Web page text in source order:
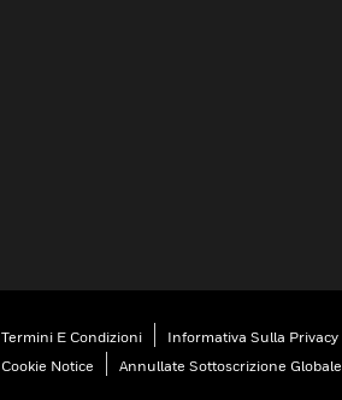
Termini E Condizioni Informativa Sulla Privacy
Cookie Notice
Annullate Sottoscrizione Globale